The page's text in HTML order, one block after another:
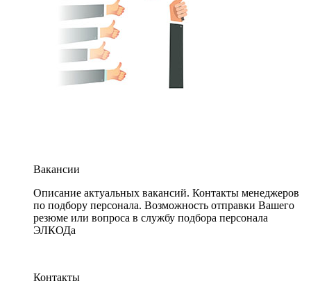
Вакансии
Описание актуальных вакансий. Контакты менеджеров
по подбору персонала. Возможность отправки Вашего
резюме или вопроса в службу подбора персонала
ЭЛКОДа
Контакты